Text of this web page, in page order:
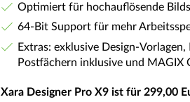
Optimiert für hochauflösende
64-Bit Support für mehr
Extras: exklusive Design-
Postfächern inklusive und
Xara Designer Pro X9 ist für 299,00